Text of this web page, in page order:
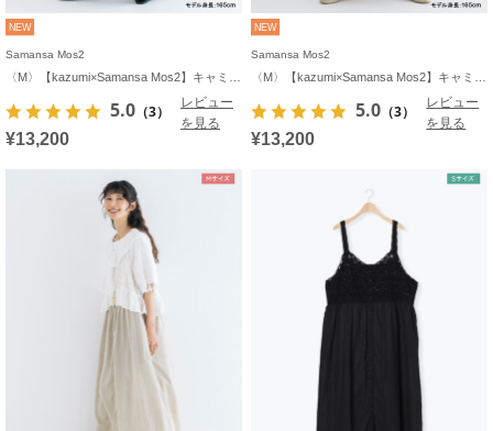
NEW
Samansa Mos2
5.0 （3）
レビュー
を見る
¥13,200
NEW
Samansa Mos2
5.0 （3）
レビュー
を見る
¥13,200